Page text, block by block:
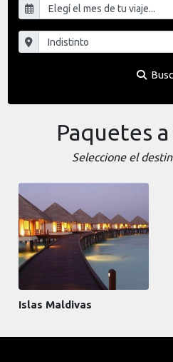
Paquetes
Seleccione el
Islas Maldivas